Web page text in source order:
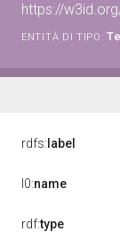
https://
ENTITÀ DI TIPO:
rdfs: label
l0:name
rdf:type